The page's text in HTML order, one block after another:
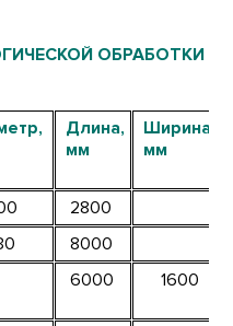
ОБРАБОТКИ
Длина,
мм
Ширина,
мм
2800
8000
6000 1600